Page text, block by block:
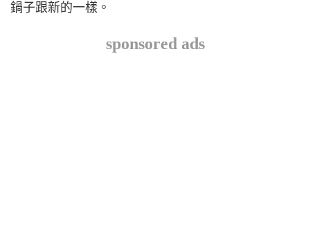
鍋子跟新的一樣。
sponsored ads